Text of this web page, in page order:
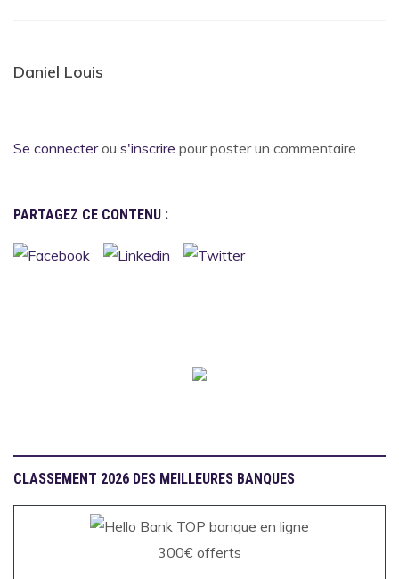
Daniel Louis
Se connecterou s'inscrire pour poster un commentaire
PARTAGEZ CE CONTENU :
CLASSEMENT 2026 DES MEILLEURES BANQUES
300€ offerts